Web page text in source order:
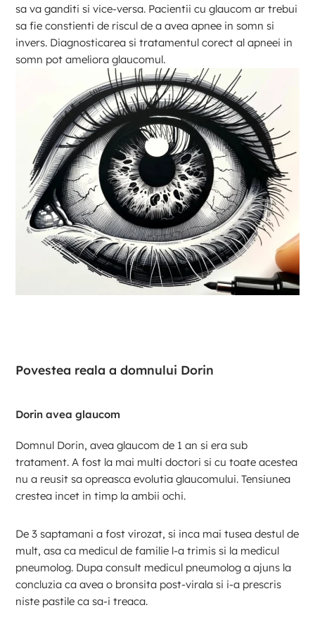
sa va ganditi si vice-versa. Pacientii cu glaucom ar trebui
sa fie constienti de riscul de a avea apnee in somn si
invers. Diagnosticarea si tratamentul corect al apneei in
somn pot ameliora glaucomul.
Povestea reala a domnului Dorin
Dorin avea glaucom
Domnul Dorin, avea glaucom de 1 an si era sub
tratament. A fost la mai multi doctori si cu toate acestea
nu a reusit sa opreasca evolutia glaucomului. Tensiunea
crestea incet in timp la ambii ochi.
De 3 saptamani a fost virozat, si inca mai tusea destul de
mult, asa ca medicul de familie l-a trimis si la medicul
pneumolog. Dupa consult medicul pneumolog a ajuns la
concluzia ca avea o bronsita post-virala si i-a prescris
niste pastile ca sa-i treaca.